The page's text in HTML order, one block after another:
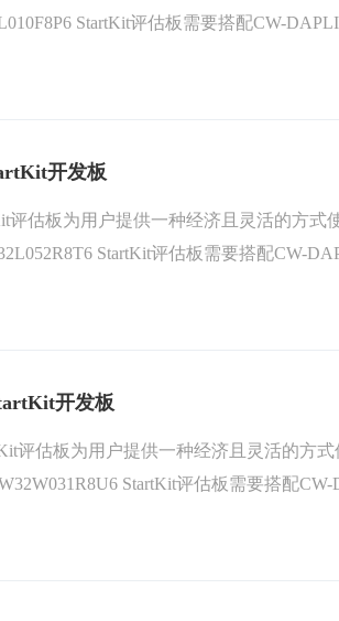
StartKit评估板需要搭配CW-
开发板
评估板为用户提供一种经济且灵活的方
StartKit评估板需要搭配CW-
开发板
评估板为用户提供一种经济且灵活的方
StartKit评估板需要搭配